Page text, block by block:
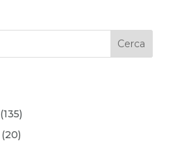
(135)
(20)